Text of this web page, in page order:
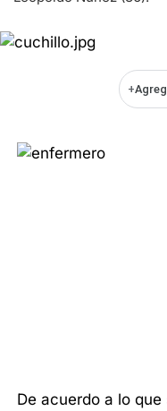
+
De acuerdo a lo